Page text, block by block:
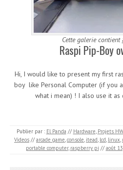
Cette galerie contient
Raspi Pip-Boy
Hi, I would like to present my first
boy like Personal Computer (if you
what i mean) ! I also use it
Publier par : El Panda // Hardware Projets
Videos // arcade game console itead lcd linux
portable computer, raspberry pi // août